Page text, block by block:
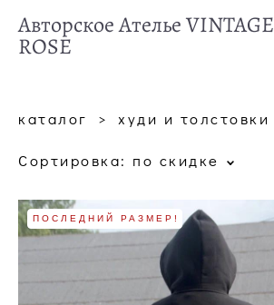
Авторское Ателье VINTAGE
ROSE
каталог > худи и толстовки
Сортировка: по скидке
ПОСЛЕДНИЙ РАЗМЕР!